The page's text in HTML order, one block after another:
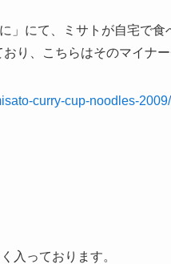
」にて、ミサトが自宅で
り、こちらはそのマイナ
curry-cup-noodles-2009/
入っております。